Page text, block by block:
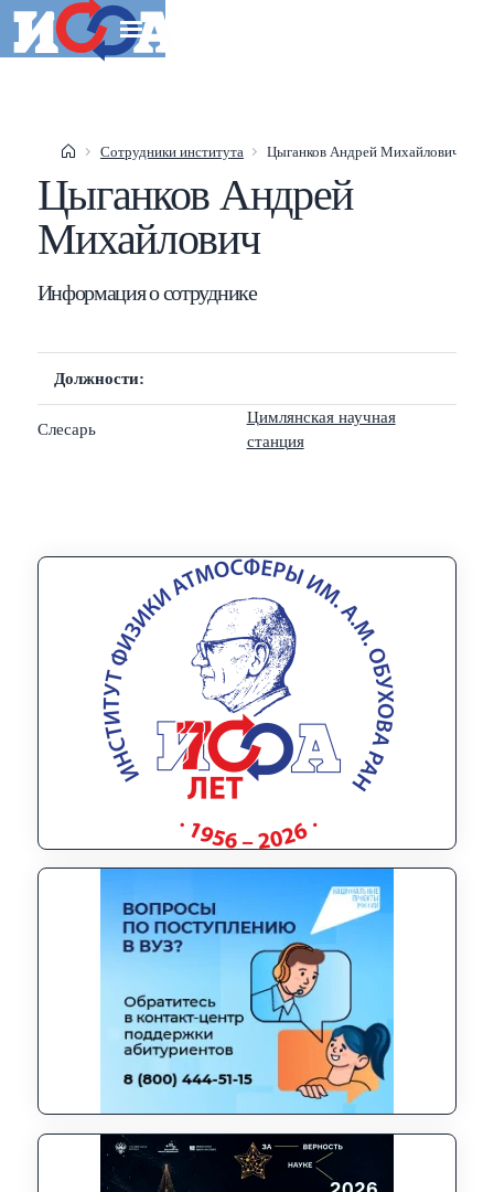
Сотрудники института Цыганков Андрей Михайлович
Цыганков Андрей
Михайлович
Информация о сотруднике
Должности:
Слесарь
Цимлянская научная
станция
?
Search popup